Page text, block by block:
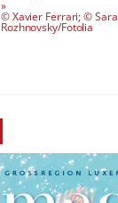
»
© Xavier Ferrari; ©
Rozhnovsky/Fotolia